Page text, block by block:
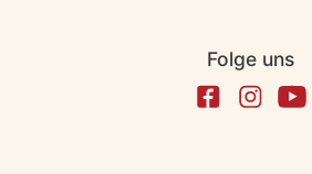
Folge uns